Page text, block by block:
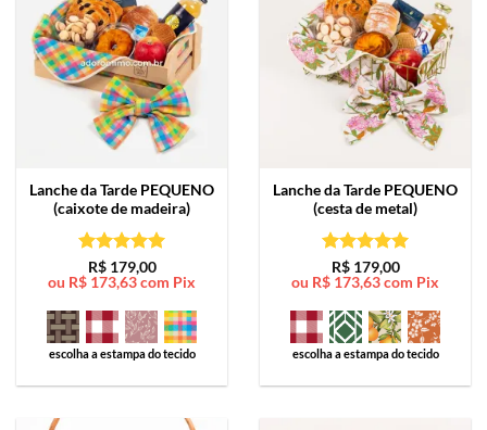
Lanche da Tarde PEQUENO
(caixote de madeira)
Avaliação5
de 5
R$179,00
ou R$ 173,63com Pix
escolha a estampa do tecido
Lanche da Tarde PEQUENO
(cesta de metal)
Avaliação5
de 5
R$179,00
ou R$ 173,63com Pix
escolha a estampa do tecido